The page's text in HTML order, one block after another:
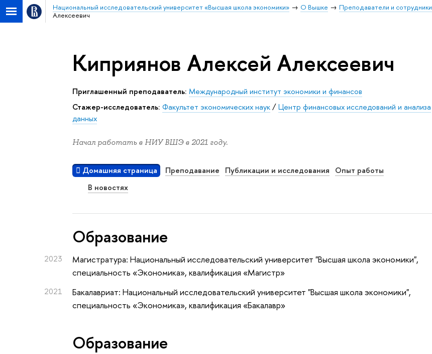
Национальный исследовательский университет «Высшая школа экономики» О Вышке Преподаватели и сотрудники
Алексеевич
Киприянов Алексей Алексеевич
Приглашенный преподаватель: Международный институт экономики и финансов
Стажер-исследователь: Факультет экономических наук/Центр финансовых исследований и анализа
данных
Начал работать в НИУ ВШЭ в 2021 году.
Домашняя страница Преподавание Публикации и исследования
Опыт работы
В новостях
Oбразование
2023
Магистратура: Национальный исследовательский университет "Высшая школа экономики",
специальность «Экономика», квалификация «Магистр»
2021
Бакалавриат: Национальный исследовательский университет "Высшая школа экономики",
специальность «Экономика», квалификация «Бакалавр»
Образование